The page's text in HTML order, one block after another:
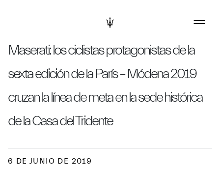
Maserati: los ciclistas protagonistas de la
sexta edición de la París – Módena 2019
cruzan la línea de meta en la sede histórica
de la Casa del Tridente
6 DE JUNIO DE 2019